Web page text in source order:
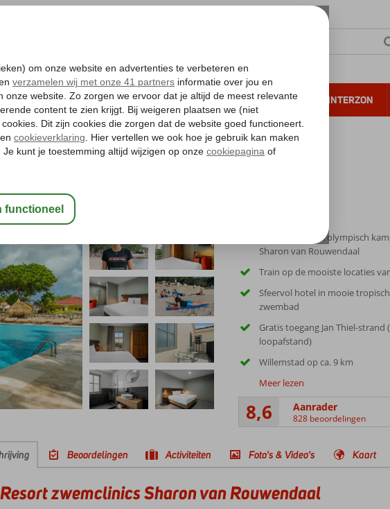
ZONVAKANTIE VERRE REIZEN ALL INCLUSIVE WINTERZON
Gratis annuleren*
zwemclinics Sharon van Rouwendaal
Zwemclinic o.l.v. olympisch
Sharon van Rouwendaal
Train op de mooiste locaties
Sfeervol hotel in mooie
zwembad
Gratis toegang Jan Thiel-strand
loopafstand)
Willemstad op ca. 9 km
Meer lezen
8,6 Aanrader
828 beoordelingen
Beoordelingen Activiteiten Foto's & Video's Kaart
zwemclinics Sharon van Rouwendaal